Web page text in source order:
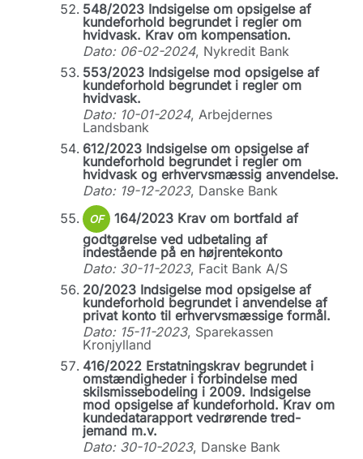
548/2023 Indsigelse om opsigelse af
kundeforhold begrundet i regler om
hvidvask. Krav om kompensation.
Dato: 06-02-2024, Nykredit Bank
553/2023 Indsigelse mod opsigelse af
kundeforhold begrundet i regler om
hvidvask.
Dato: 10-01-2024, Arbejdernes
Landsbank
612/2023 Indsigelse om opsigelse af
kundeforhold begrundet i regler om
hvidvask og erhvervsmæssig anvendelse.
Dato: 19-12-2023, Danske Bank
OF
164/2023 Krav om bortfald af
godtgørelse ved udbetaling af
indestående på en højrentekonto
Dato: 30-11-2023, Facit Bank A/S
20/2023 Indsigelse mod opsigelse af
kundeforhold begrundet i anvendelse af
privat konto til erhvervsmæssige formål.
Dato: 15-11-2023, Sparekassen
Kronjylland
416/2022 Erstatningskrav begrundet i
omstændigheder i forbindelse med
skilsmissebodeling i 2009. Indsigelse
mod opsigelse af kundeforhold. Krav om
kundedatarapport vedrørende tred-
jemand m.v.
Dato: 30-10-2023, Danske Bank